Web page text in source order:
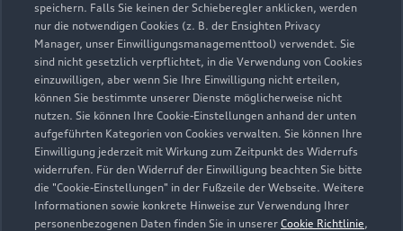
speichern. Falls Sie keinen der Schieberegler anklicken, werden
nur die notwendigen Cookies (z. B. der Ensighten Privacy
Manager, unser Einwilligungsmanagementtool) verwendet. Sie
sind nicht gesetzlich verpflichtet, in die Verwendung von Cookies
einzuwilligen, aber wenn Sie Ihre Einwilligung nicht erteilen,
können Sie bestimmte unserer Dienste möglicherweise nicht
nutzen. Sie können Ihre Cookie-Einstellungen anhand der unten
aufgeführten Kategorien von Cookies verwalten. Sie können Ihre
Einwilligung jederzeit mit Wirkung zum Zeitpunkt des Widerrufs
widerrufen. Für den Widerruf der Einwilligung beachten Sie bitte
die "Cookie-Einstellungen" in der Fußzeile der Webseite. Weitere
Informationen sowie konkrete Hinweise zur Verwendung Ihrer
personenbezogenen Daten finden Sie in unserer Cookie Richtlinie,